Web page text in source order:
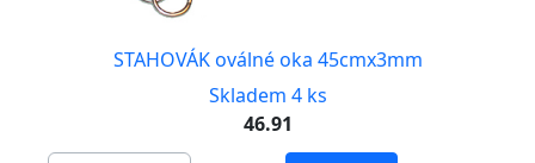
STAHOVÁK oválné oka 45cmx3mm
Skladem 4 ks
46.91